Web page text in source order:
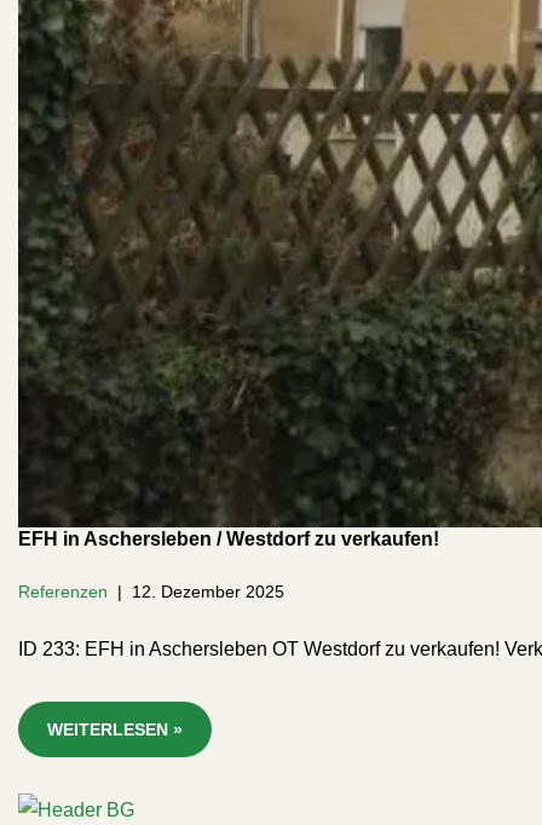
EFH in Aschersleben / Westdorf zu verkaufen!
Referenzen 12. Dezember 2025
ID 233: EFH in Aschersleben OT Westdorf zu verkaufen!
WEITERLESEN »